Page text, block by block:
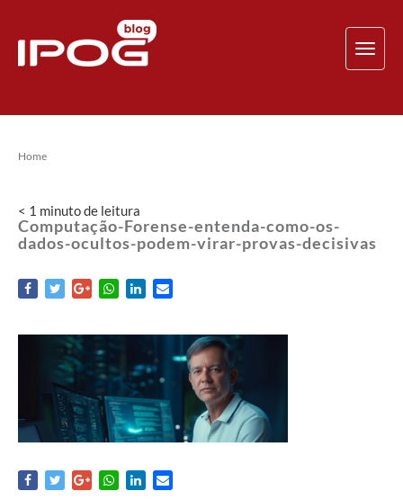
Home
< 1 minutode leitura
Computação-Forense-entenda-como-os-
dados-ocultos-podem-virar-provas-decisivas